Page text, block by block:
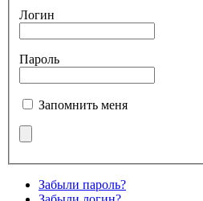
Логин
Пароль
Запомнить меня
Забыли пароль?